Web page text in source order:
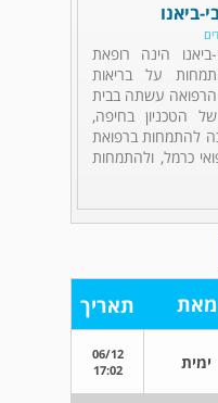
ביאנו
ביאנו הינה רופאת
על בריאות
הרפואה עשתה בבית
הטכניון בחיפה,
להתמחות ברפואת
כרמל, ולהתמחות
מאת תאריך
ימית
06/12
17:02